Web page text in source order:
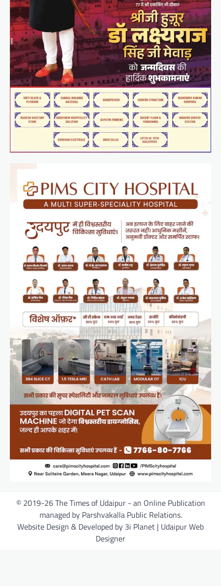
© 2019-26 The Times of Udaipur - an Online Publication
managed by Parshvakalla Public Relations.
Website Design & Developed by 3i Planet | Udaipur Web
Designer